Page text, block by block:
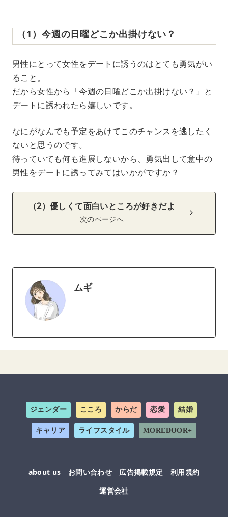
（1）今週の日曜どこか出掛けない？
男性にとって女性をデートに誘うのはとても勇気がい
ること。
だから女性から「今週の日曜どこか出掛けない？」と
デートに誘われたら嬉しいです。
なにがなんでも予定をあけてこのチャンスを逃したく
ないと思うのです。
待っていても何も進展しないから、勇気出して意中の
男性をデートに誘ってみてはいかがですか？
（2）優しくて面白いところが好きだよ
次のページへ
ムギ
ジェンダー こころ からだ 恋愛 結婚
キャリア ライフスタイル MOREDOOR+
about us お問い合わせ 広告掲載規定
利用規約
運営会社